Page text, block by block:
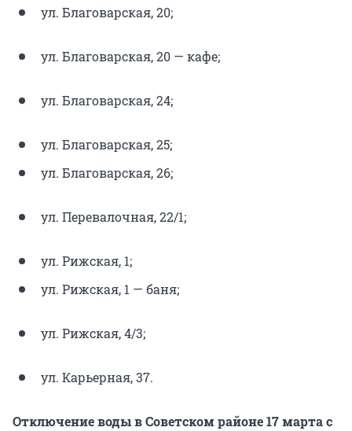
ул. Благоварская, 20;
ул. Благоварская, 20 — кафе;
ул. Благоварская, 24;
ул. Благоварская, 25;
ул. Благоварская, 26;
ул. Перевалочная, 22/1;
ул. Рижская, 1;
ул. Рижская, 1 — баня;
ул. Рижская, 4/3;
ул. Карьерная, 37.
Отключение воды в Советском районе 17 марта с